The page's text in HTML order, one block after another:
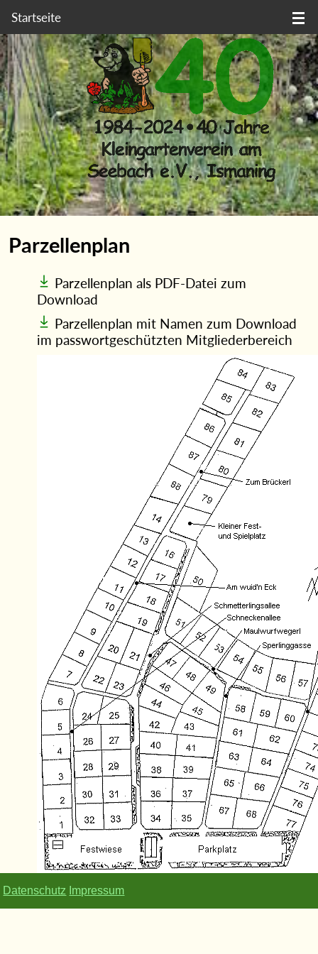
Startseite
Parzellenplan
Parzellenplan als PDF-Datei zum
Download
Parzellenplan mit Namen zum Download
im passwortgeschützten Mitgliederbereich
Datenschutz Impressum